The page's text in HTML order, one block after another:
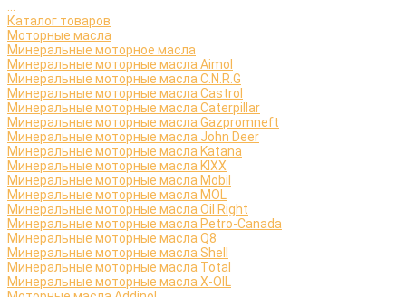
Каталог товаров
Моторные масла
Минеральные моторное масла
Минеральные моторные масла Aimol
Минеральные моторные масла C.N.R.G
Минеральные моторные масла Castrol
Минеральные моторные масла Caterpillar
Минеральные моторные масла Gazpromneft
Минеральные моторные масла John Deer
Минеральные моторные масла Katana
Минеральные моторные масла KIXX
Минеральные моторные масла Mobil
Минеральные моторные масла MOL
Минеральные моторные масла Oil Right
Минеральные моторные масла Petro-Canada
Минеральные моторные масла Q8
Минеральные моторные масла Shell
Минеральные моторные масла Total
Минеральные моторные масла X-OIL